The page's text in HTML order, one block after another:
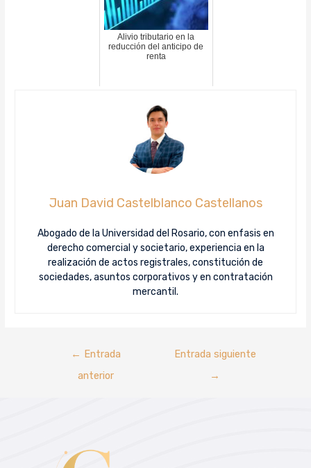
Alivio tributario en la
reducción del anticipo de
renta
Juan David Castelblanco Castellanos
Abogado de la Universidad del Rosario, con enfasis en
derecho comercial y societario, experiencia en la
realización de actos registrales, constitución de
sociedades, asuntos corporativos y en contratación
mercantil.
← Entrada
anterior
Entrada siguiente
→